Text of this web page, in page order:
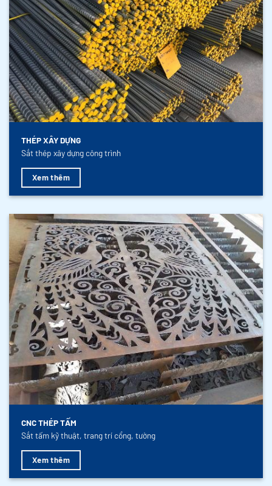
THÉP XÂY DỰNG
Sắt thép xây dựng công trình
Xem thêm
CNC THÉP TẤM
Sắt tấm kỹ thuật, trang trí cổng, tường
Xem thêm